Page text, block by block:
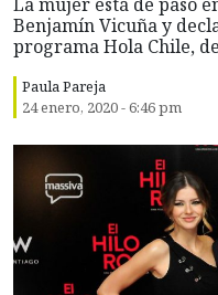
Benjamín Vicuña y
programa Hola Chile,
Paula Pareja
24 enero, 2020 - 6:46 pm